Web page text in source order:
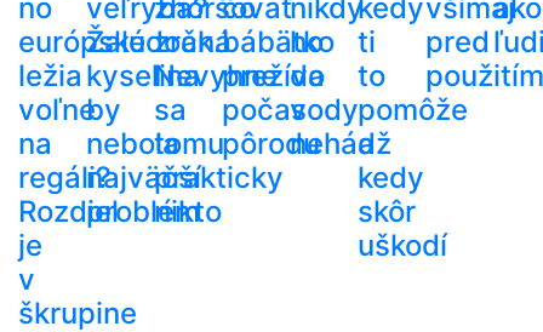
no
európske
ležia
voľne
na
regáli?
Rozdiel
je
v
škrupine
veľryba?
Žalúdočná
kyselina
by
nebola
najväčší
problém
zhoršovať
zrak.
Nevyhne
sa
tomu
prakticky
nikto
čo
bábätko
prežíva
počas
pôrodu
nikdy
ho
do
vody
nehádž
kedy
ti
to
pomôže
a
kedy
skôr
uškodí
všímaj
pred
použitím
ako